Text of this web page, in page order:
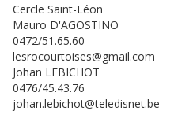
Cercle Saint-Léon
Mauro D'AGOSTINO
0472/51.65.60
lesrocourtoises@gmail.com
Johan LEBICHOT
0476/45.43.76
johan.lebichot@teledisnet.be